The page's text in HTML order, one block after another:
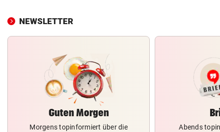
NEWSLETTER
Guten Morgen
Morgens topinformiert über die
Abends